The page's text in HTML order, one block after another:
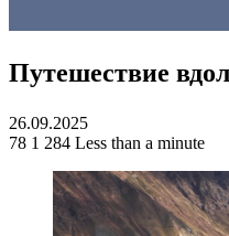
for
Путешествие
26.09.2025
78 1 284 Less than a minute